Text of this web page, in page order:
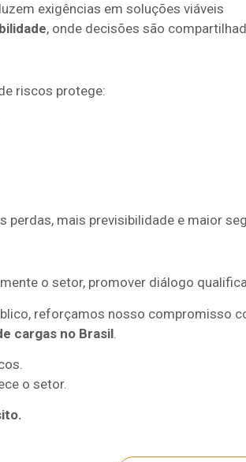
exigências em soluções viáveis
, onde decisões são
riscos protege:
perdas, mais previsibilidade e maior
o setor, promover diálogo
reforçamos nosso compromisso
cargas no Brasil
o setor.